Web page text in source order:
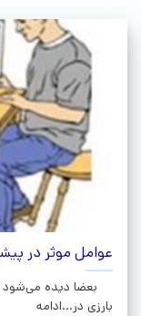
عوامل موثر در
بعضا دیده می‌شود
بارزی در...ادامه